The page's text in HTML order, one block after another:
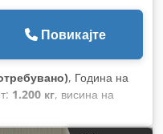
Повикајте
, Година на
1.200 кг, висина на
височина:
електричен, тип на